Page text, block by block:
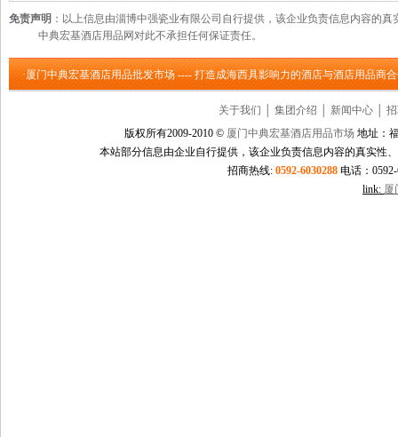
免责声明 ：以上信息由淄博中强瓷业有限公司自行提供，该企业负责信息内容的
中典宏基酒店用品网对此不承担任何保证责任。
·厦门中典宏基酒店用品批发市场 ---- 打造成海西具影响力的酒店与酒店用品商
关于我们 集团介绍 新闻中心│
版权所有2009-2010 © 厦门中典宏基酒店用品市场 地址：
本站部分信息由企业自行提供，该企业负责信息内容的真实性
招商热线: 0592-6030288 电话：
link: 厦